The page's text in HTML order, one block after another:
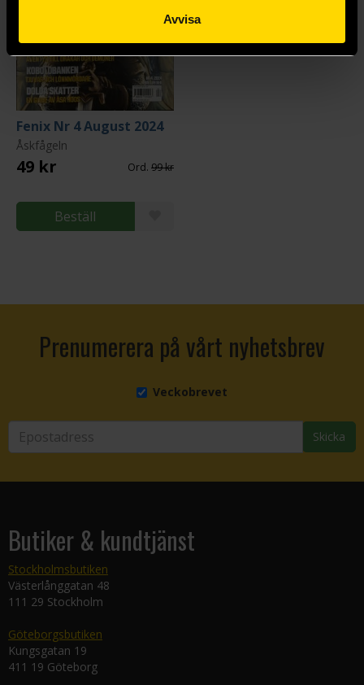
Avvisa
Fenix Nr 4 August 2024
Åskfågeln
49 kr Ord. 99 kr
Beställ
Prenumerera på vårt nyhetsbrev
Veckobrevet
Skicka
Butiker & kundtjänst
Stockholmsbutiken
Västerlånggatan 48
111 29 Stockholm
Göteborgsbutiken
Kungsgatan 19
411 19 Göteborg